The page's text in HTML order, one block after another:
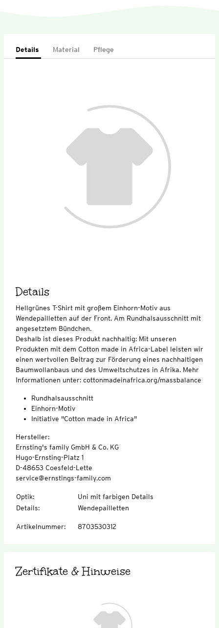
Details Material Pflege
Details
Hellgrünes T-Shirt mit großem Einhorn-Motiv aus
Wendepailletten auf der Front. Am Rundhalsausschnitt mit
angesetztem Bündchen.
Deshalb ist dieses Produkt nachhaltig: Mit unseren
Produkten mit dem Cotton made in Africa-Label leisten wir
einen wertvollen Beitrag zur Förderung eines nachhaltigen
Baumwollanbaus und des Umweltschutzes in Afrika. Mehr
Informationen unter: cottonmadeinafrica.org/massbalance
Rundhalsausschnitt
Einhorn-Motiv
Initiative "Cotton made in Africa"
Hersteller:
Ernsting's family GmbH & Co. KG
Hugo-Ernsting-Platz 1
D-48653 Coesfeld-Lette
service@ernstings-family.com
Optik:
Uni mit farbigen Details
Details: Wendepailletten
Artikelnummer: 8703530312
Zertifikate & Hinweise